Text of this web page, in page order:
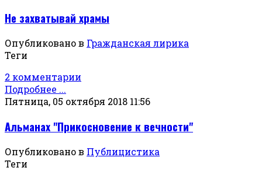
Не захватывай храмы
Опубликовано в Гражданская лирика
Теги
2 комментарии
Подробнее ...
Пятница, 05 октября 2018 11:56
Альманах "Прикосновение к вечности"
Опубликовано в Публицистика
Теги